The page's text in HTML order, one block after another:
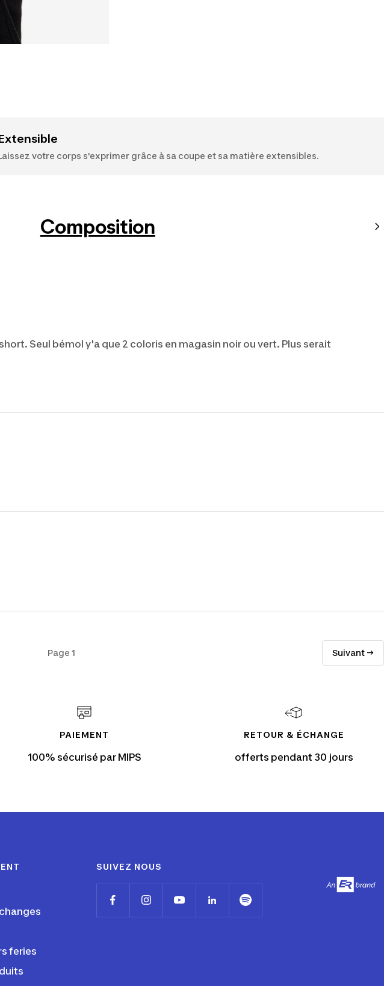
votre corps s'exprimer grâce à sa coupe et sa matière extensibles.
Composition
Seul bémol y'a que 2 coloris en magasin noir ou vert. Plus serait
Page 1 Suivant →
PAIEMENT
100% sécurisé par MIPS
RETOUR & ÉCHANGE
offerts pendant 30 jours
feries
SUIVEZ NOUS